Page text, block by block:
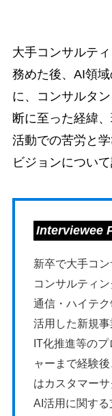
大手コンサルテ
務めた後、AI領
に、コンサルタ
断に至った経緯
活動での苦労と
ビジョンについ
Interviewee
新卒で大手コン
コンサルティ
通信・ハイテ
活用した新規
IT化推進等の
ャーまで経験
はカスタマー
AI活用に関する